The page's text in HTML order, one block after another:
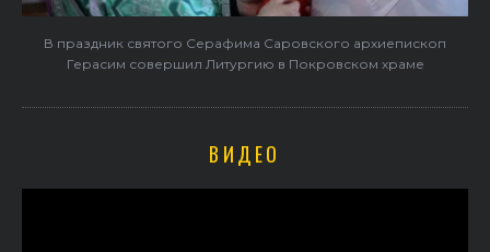
В праздник святого Серафима Саровского архиепископ
Герасим совершил Литургию в Покровском храме
ВИДЕО